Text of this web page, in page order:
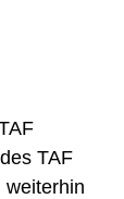
TAF
weiterhin